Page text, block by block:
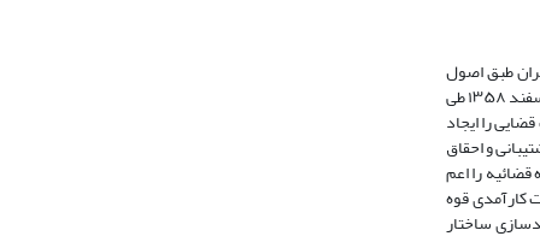
طبق اصول
(۱۰۷) و (۱۵۸) قانون اساسی تعیین شد و طبق اصل (۱۱۰) نیز تشکیل قوه قضائیه، تعیین رئیس و اعضای شورای عالی قضایی برعهده رهبر نهاده شد. امام خمینی در چهارم اسفند ۱۳۵۸ طی
را ایجاد
گرفت. پشتیبانی و احقاق
همچنین اصل (156) قانون اساسی وظایف قوه قضائیه را اعم
و ساسان، 1397: 113). در اسناد مختلفی اهمیت کارآمدی قوه
رهبری انقلاب است. در سیاست کلی قضایی ابلاغی رهبر انقلاب در 2/9/1388 بر کارآمدسازی ساختار